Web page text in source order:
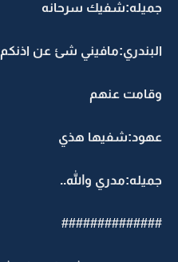
جميله:شفيك سرحانه
البندري:مافيني شئ عن اذنكم
وقامت عنهم
عهود:شفيها هذي
جميله:مدري والله..
##############